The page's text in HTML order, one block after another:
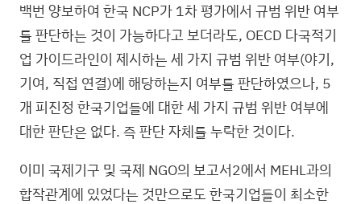
백번 양보하여 한국 NCP가 1차 평가에서 규범 위반 여부
를 판단하는 것이 가능하다고 보더라도, OECD 다국적기
업 가이드라인이 제시하는 세 가지 규범 위반 여부(야기,
기여, 직접 연결)에 해당하는지 여부를 판단하였으나, 5
개 피진정 한국기업들에 대한 세 가지 규범 위반 여부에
대한 판단은 없다. 즉 판단 자체를 누락한 것이다.
이미 국제기구 및 국제 NGO의 보고서2에서 MEHL과의
합작관계에 있었다는 것만으로도 한국기업들이 최소한